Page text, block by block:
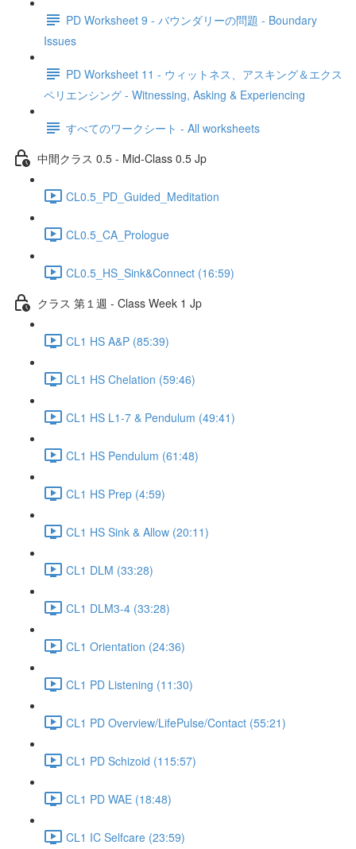
PD Worksheet 9 - バウンダリーの問題 - Boundary
Issues
PD Worksheet 11 - ウィットネス、アスキング＆エクス
ペリエンシング - Witnessing, Asking & Experiencing
すべてのワークシート - All worksheets
中間クラス 0.5 - Mid-Class 0.5 Jp
CL0.5_PD_Guided_Meditation
CL0.5_CA_Prologue
CL0.5_HS_Sink&Connect (16:59)
クラス 第１週 - Class Week 1 Jp
CL1 HS A&P (85:39)
CL1 HS Chelation (59:46)
CL1 HS L1-7 & Pendulum (49:41)
CL1 HS Pendulum (61:48)
CL1 HS Prep (4:59)
CL1 HS Sink & Allow (20:11)
CL1 DLM (33:28)
CL1 DLM3-4 (33:28)
CL1 Orientation (24:36)
CL1 PD Listening (11:30)
CL1 PD Overview/LifePulse/Contact (55:21)
CL1 PD Schizoid (115:57)
CL1 PD WAE (18:48)
CL1 IC Selfcare (23:59)